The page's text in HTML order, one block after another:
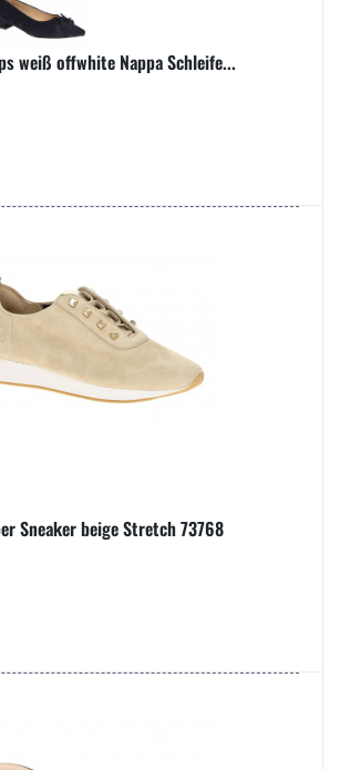
weiß offwhite Nappa Schleife...
Sneaker beige Stretch 73768